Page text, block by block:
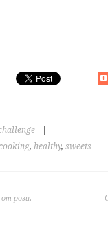
, healthy,sweets
рози.